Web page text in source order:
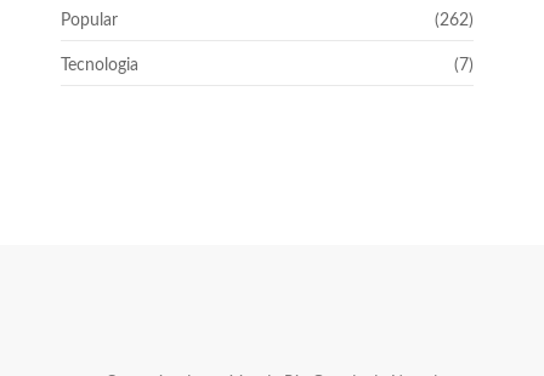
Popular (262)
Tecnologia (7)